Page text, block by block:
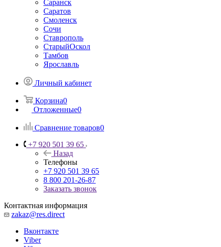
Саранск
Саратов
Смоленск
Сочи
Ставрополь
СтарыйОскол
Тамбов
Ярославль
Личный кабинет
Корзина0
Отложенные0
Сравнение товаров0
+7 920 501 39 65
Назад
Телефоны
+7 920 501 39 65
8 800 201-26-87
Заказать звонок
Контактная информация
zakaz@res.direct
Вконтакте
Viber